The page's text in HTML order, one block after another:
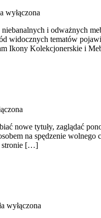
wyłączona
i odważnych
widocznych tematów
Ikony Kolekcjonerskie i
nowe tytuły, zaglądać
na spędzenie
stronie […]
wyłączona